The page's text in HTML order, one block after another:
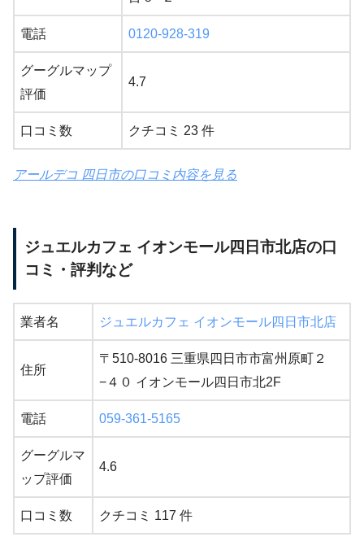
電話 0120-928-319
グーグルマップ
評価
4.7
口コミ数 クチコミ 23 件
アールデコ 四日市の口コミ内容を見る
ジュエルカフェ イオンモール四日市北店の口
コミ・評判など
業者名 ジュエルカフェ イオンモール四日市北店
住所
〒510-8016 三重県四日市市富州原町２
−４０ イオンモール四日市北2F
電話 059-361-5165
グーグルマ
ップ評価
4.6
口コミ数 クチコミ 117 件